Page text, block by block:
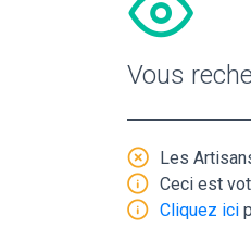
Vous
Les
Ceci est
Cliquez ici